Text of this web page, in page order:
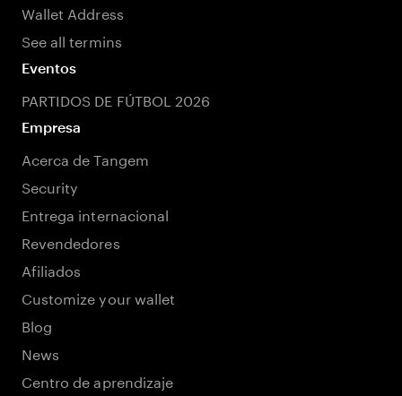
Wallet Address
See all termins
Eventos
PARTIDOS DE FÚTBOL 2026
Empresa
Acerca de Tangem
Security
Entrega internacional
Revendedores
Afiliados
Customize your wallet
Blog
News
Centro de aprendizaje